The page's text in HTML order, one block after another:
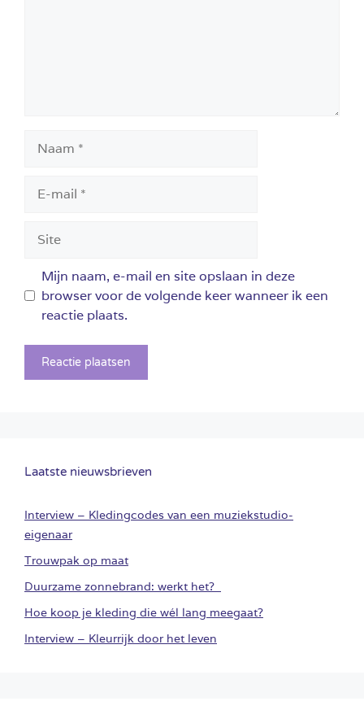
mail
Mijn naam, e-mail en site opslaan in deze
browser voor de volgende keer wanneer ik een
reactie plaats.
Laatste nieuwsbrieven
Interview – Kledingcodes van een muziekstudio-
eigenaar
Trouwpak op maat
Duurzame zonnebrand: werkt het?
Hoe koop je kleding die wél lang meegaat?
Interview – Kleurrijk door het leven